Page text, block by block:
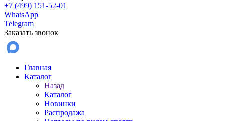
+7 (499) 151-52-01
WhatsApp
Telegram
Заказать звонок
Главная
Каталог
Назад
Каталог
Новинки
Распродажа